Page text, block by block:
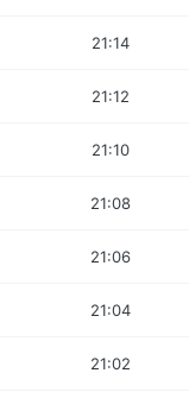
21:14
21:12
21:10
21:08
21:06
21:04
21:02